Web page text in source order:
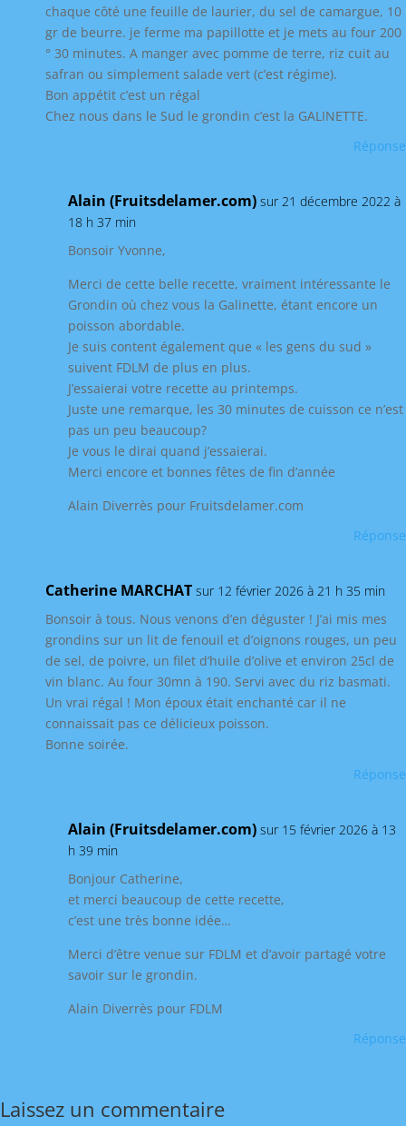
chaque côté une feuille de laurier, du sel de camargue, 10
gr de beurre. je ferme ma papillotte et je mets au four 200
° 30 minutes. A manger avec pomme de terre, riz cuit au
safran ou simplement salade vert (c’est régime).
Bon appétit c’est un régal
Chez nous dans le Sud le grondin c’est la GALINETTE.
Réponse
Alain (Fruitsdelamer.com) sur 21 décembre 2022 à
18 h 37 min
Bonsoir Yvonne,
Merci de cette belle recette, vraiment intéressante le
Grondin où chez vous la Galinette, étant encore un
poisson abordable.
Je suis content également que « les gens du sud »
suivent FDLM de plus en plus.
J’essaierai votre recette au printemps.
Juste une remarque, les 30 minutes de cuisson ce n’est
pas un peu beaucoup?
Je vous le dirai quand j’essaierai.
Merci encore et bonnes fêtes de fin d’année
Alain Diverrès pour Fruitsdelamer.com
Réponse
Catherine MARCHAT sur 12 février 2026 à 21 h 35 min
Bonsoir à tous. Nous venons d’en déguster ! J’ai mis mes
grondins sur un lit de fenouil et d’oignons rouges, un peu
de sel, de poivre, un filet d’huile d’olive et environ 25cl de
vin blanc. Au four 30mn à 190. Servi avec du riz basmati.
Un vrai régal ! Mon époux était enchanté car il ne
connaissait pas ce délicieux poisson.
Bonne soirée.
Réponse
Alain (Fruitsdelamer.com) sur 15 février 2026 à 13
h 39 min
Bonjour Catherine,
et merci beaucoup de cette recette,
c’est une très bonne idée…
Merci d’être venue sur FDLM et d’avoir partagé votre
savoir sur le grondin.
Alain Diverrès pour FDLM
Réponse
Laissez un commentaire